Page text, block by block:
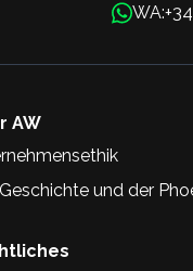
WA:
AW
und der